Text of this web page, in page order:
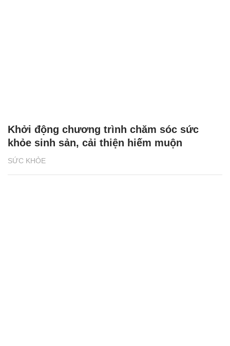
SỨC KHỎE
Khởi động chương trình chăm sóc sức
khỏe sinh sản, cải thiện hiếm muộn